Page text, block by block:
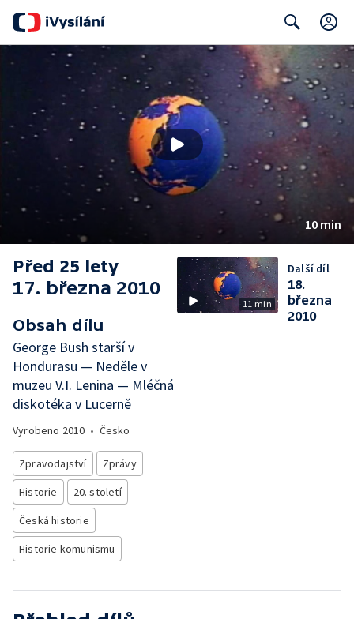
Search
10 min
Před 25 lety
17. března 2010
Obsah dílu
George Bush starší v
Hondurasu — Neděle v
muzeu V.I. Lenina — Mléčná
diskotéka v Lucerně
Vyrobeno 2010 • Česko
Zpravodajství
Zprávy
Historie
20. století
Česká historie
Historie komunismu
11 min
Další díl
18.
března
2010